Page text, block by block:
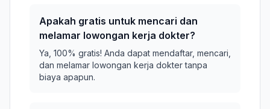
Apakah gratis untuk mencari dan
melamar lowongan kerja dokter?
Ya, 100% gratis! Anda dapat mendaftar, mencari,
dan melamar lowongan kerja dokter tanpa
biaya apapun.